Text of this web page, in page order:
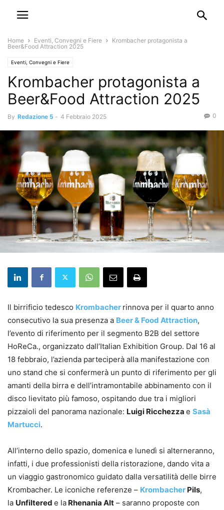
Home Eventi, Convegni e Fiere
Krombacher protagonista a
Beer&Food Attraction 2025
Eventi, Convegni e Fiere
Krombacher protagonista a
Beer&Food Attraction 2025
By Redazione 5 - 4 Febbraio 2025 0
Il birrificio tedesco Krombacher rinnova per il quarto anno
consecutivo la sua presenza a Beer & Food Attraction,
l’evento di riferimento per il segmento B2B del settore
HoReCa., organizzato dall’Italian Exhibition Group. Dal 16 al
18 febbraio, l’azienda parteciperà alla manifestazione con
uno stand che si confermerà un punto di riferimento per gli
amanti della birra e dell’intramontabile abbinamento con il
disco lievitato più famoso, ospitando due tra i migliori
pizzaioli del panorama nazionale: Luigi Ricchezza e Sasà
Martucci.
All’interno dello spazio, domenica e lunedì si alterneranno,
infatti, i due professionisti della ristorazione, dando vita a
un viaggio gastronomico guidato dalla versatilità delle birre
Krombacher. Le iconiche referenze – Krombacher Pils,
la Unfiltered e la Rhenania Alt – saranno proposte con